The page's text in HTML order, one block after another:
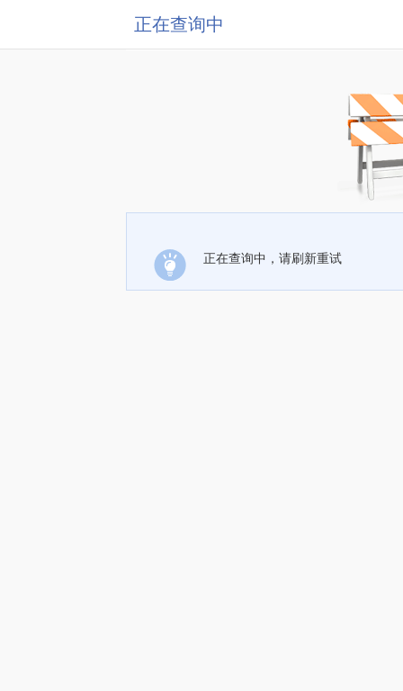
正在查询中
正在查询中，请刷新重试